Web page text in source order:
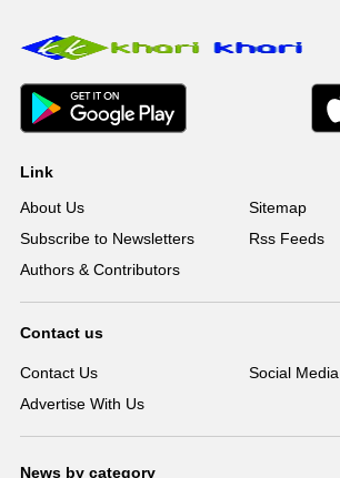
Link
About Us
Sitemap
Subscribe to Newsletters
Rss Feeds
Authors & Contributors
Contact us
Contact Us
Social Media
Advertise With Us
News by category